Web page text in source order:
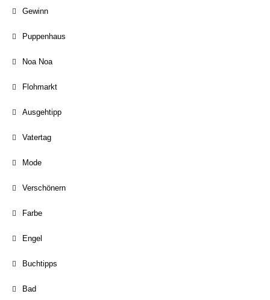
Gewinn
Puppenhaus
Noa Noa
Flohmarkt
Ausgehtipp
Vatertag
Mode
Verschönern
Farbe
Engel
Buchtipps
Bad